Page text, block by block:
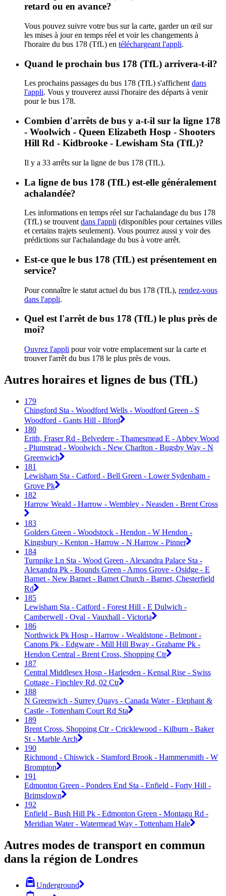
retard ou en avance?
Vous pouvez suivre votre bus sur la carte, garder un œil sur
les mises à jour en temps réel et voir les changements à
l'horaire du bus 178 (TfL) en téléchargeant l'appli.
Quand le prochain bus 178 (TfL) arrivera-t-il?
Les prochains passages du bus 178 (TfL) s'affichent dans
l'appli. Vous y trouverez aussi l'horaire des départs à venir
pour le bus 178.
Combien d'arrêts de bus y a-t-il sur la ligne 178
- Woolwich - Queen Elizabeth Hosp - Shooters
Hill Rd - Kidbrooke - Lewisham Sta (TfL)?
Il y a 33 arrêts sur la ligne de bus 178 (TfL).
La ligne de bus 178 (TfL) est-elle généralement
achalandée?
Les informations en temps réel sur l'achalandage du bus 178
(TfL) se trouvent dans l'appli (disponibles pour certaines villes
et certains trajets seulement). Vous pourrez aussi y voir des
prédictions sur l'achalandage du bus à votre arrêt.
Est-ce que le bus 178 (TfL) est présentement en
service?
Pour connaître le statut actuel du bus 178 (TfL), rendez-vous
dans l'appli.
Quel est l'arrêt de bus 178 (TfL) le plus près de
moi?
Ouvrez l'appli pour voir votre emplacement sur la carte et
trouver l'arrêt du bus 178 le plus près de vous.
Autres horaires et lignes de bus (TfL)
179
Chingford Sta - Woodford Wells - Woodford Green - S
Woodford - Gants Hill - Ilford
180
Erith, Fraser Rd - Belvedere - Thamesmead E - Abbey Wood
- Plumstead - Woolwich - New Charlton - Bugsby Way - N
Greenwich
181
Lewisham Sta - Catford - Bell Green - Lower Sydenham -
Grove Pk
182
Harrow Weald - Harrow - Wembley - Neasden - Brent Cross
183
Golders Green - Woodstock - Hendon - W Hendon -
Kingsbury - Kenton - Harrow - N Harrow - Pinner
184
Turnpike Ln Sta - Wood Green - Alexandra Palace Sta -
Alexandra Pk - Bounds Green - Arnos Grove - Osidge - E
Barnet - New Barnet - Barnet Church - Barnet, Chesterfield
Rd
185
Lewisham Sta - Catford - Forest Hill - E Dulwich -
Camberwell - Oval - Vauxhall - Victoria
186
Northwick Pk Hosp - Harrow - Wealdstone - Belmont -
Canons Pk - Edgware - Mill Hill Bway - Grahame Pk -
Hendon Central - Brent Cross, Shopping Ctr
187
Central Middlesex Hosp - Harlesden - Kensal Rise - Swiss
Cottage - Finchley Rd, 02 Ctr
188
N Greenwich - Surrey Quays - Canada Water - Elephant &
Castle - Tottenham Court Rd Sta
189
Brent Cross, Shopping Ctr - Cricklewood - Kilburn - Baker
St - Marble Arch
190
Richmond - Chiswick - Stamford Brook - Hammersmith - W
Brompton
191
Edmonton Green - Ponders End Sta - Enfield - Forty Hill -
Brimsdown
192
Enfield - Bush Hill Pk - Edmonton Green - Montagu Rd -
Meridian Water - Watermead Way - Tottenham Hale
Autres modes de transport en commun
dans la région de Londres
Underground